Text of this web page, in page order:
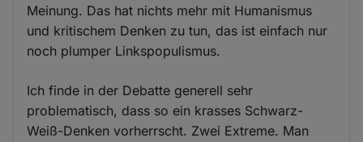
Meinung. Das hat nichts mehr mit Humanismus
und kritischem Denken zu tun, das ist einfach nur
noch plumper Linkspopulismus.
Ich finde in der Debatte generell sehr
problematisch, dass so ein krasses Schwarz-
Weiß-Denken vorherrscht. Zwei Extreme. Man